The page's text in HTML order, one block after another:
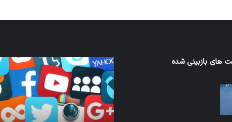
های بازبینی شده
کدام
برنامه‌های
پیام‌رسان
اطلاعات
کاربران
را